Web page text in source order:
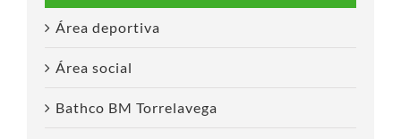
Área deportiva
Área social
Bathco BM Torrelavega